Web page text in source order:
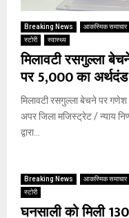
Breaking News आकस्मिक समाचार
स्टोरी
स्वास्थ्य
मिलावटी रसगुल्ला
पर ₹5,000 का
मिलावटी रसगुल्ला बेचने पर गणेश
अपर जिला मजिस्ट्रेट / न्याय
द्वारा...
Breaking News आकस्मिक समाचार
स्टोरी
घनसाली को मिली